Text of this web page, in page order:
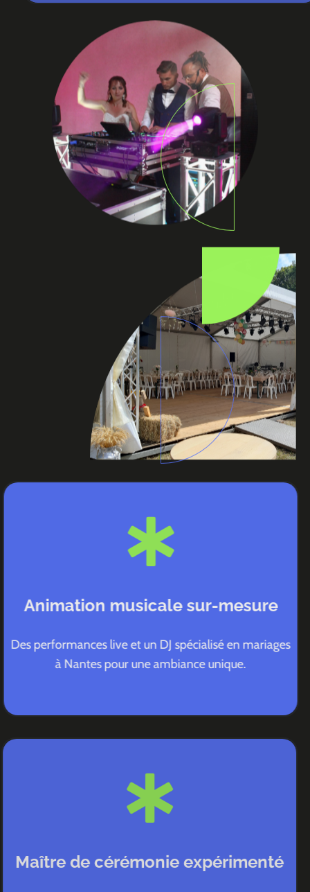
Animation musicale sur-mesure
Des performances live et un DJ spécialisé en mariages
à Nantes pour une ambiance unique.
Maître de cérémonie expérimenté